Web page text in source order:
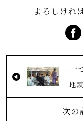
よろしけれ
一
地
次の